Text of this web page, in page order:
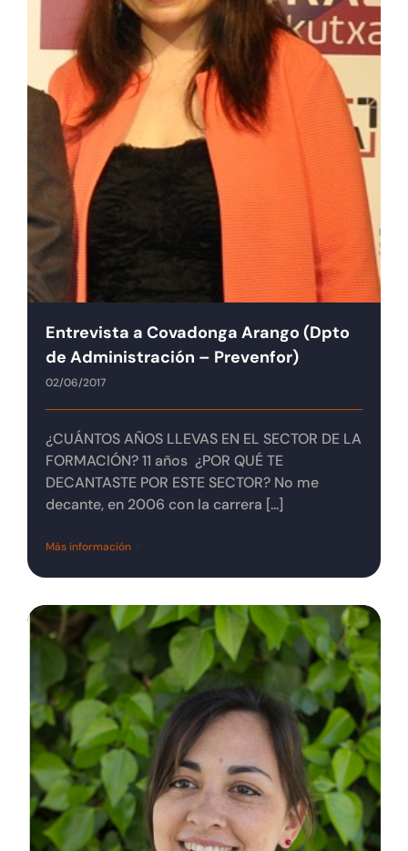
Tienda online
Contacto
Entrevista a Covadonga Arango (Dpto
de Administración – Prevenfor)
02/06/2017
¿CUÁNTOS AÑOS LLEVAS EN EL SECTOR DE LA
FORMACIÓN? 11 años ¿POR QUÉ TE
DECANTASTE POR ESTE SECTOR? No me
decante, en 2006 con la carrera [...]
Más información